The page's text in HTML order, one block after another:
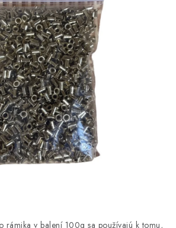
SETY
PRODUKTOM
rámika v balení 100g sa používajú k tomu,